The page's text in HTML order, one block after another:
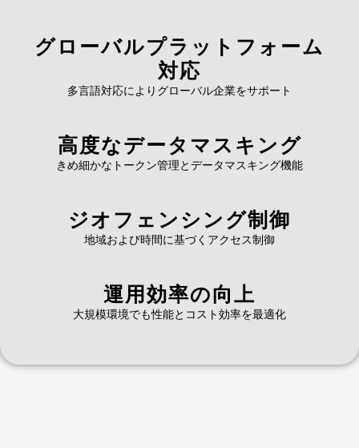
グローバルプラットフォーム
対応
多言語対応によりグローバル企業をサポート
高度なデータマスキング
きめ細かなトークン管理とデータマスキング機能
ジオフェンシング制御
地域および時間に基づくアクセス制御
運用効率の向上
大規模環境でも性能とコスト効率を最適化